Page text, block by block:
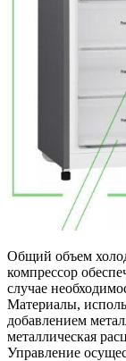
Общий объем
компрессор
случае
Материалы,
добавлением
металлическая
Управление